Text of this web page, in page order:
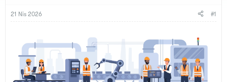
a
a
i
21 Nis 2026 #1